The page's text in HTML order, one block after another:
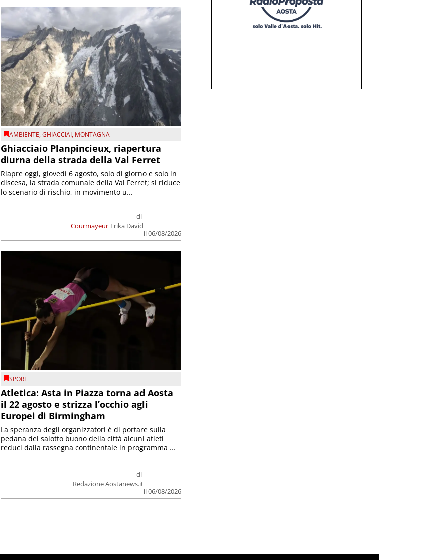
AMBIENTE,GHIACCIAI, MONTAGNA
Ghiacciaio Planpincieux, riapertura
diurna della strada della Val Ferret
Courmayeur
di
Erika David
il 06/08/2026
Riapre oggi, giovedì 6 agosto, solo di giorno e solo in
discesa, la strada comunale della Val Ferret; si riduce
lo scenario di rischio, in movimento u...
SPORT
Atletica: Asta in Piazza torna ad Aosta
il 22 agosto e strizza l’occhio agli
Europei di Birmingham
di
Redazione Aostanews.it
il 06/08/2026
La speranza degli organizzatori è di portare sulla
pedana del salotto buono della città alcuni atleti
reduci dalla rassegna continentale in programma ...